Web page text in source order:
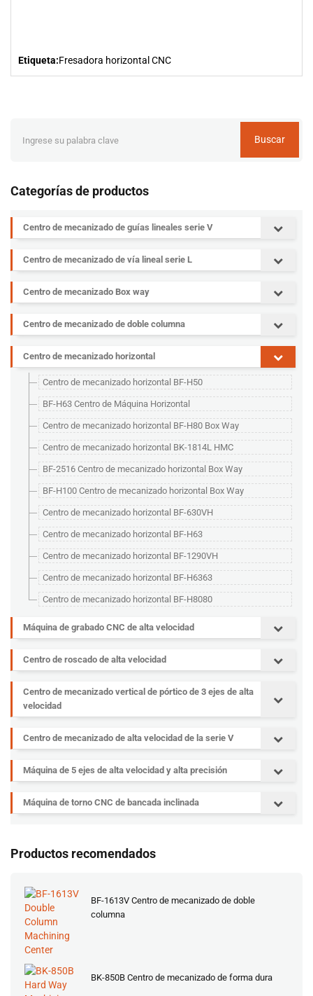
Etiqueta:Fresadora horizontal CNC
Buscar
Categorías de productos
Centro de mecanizado de guías lineales serie V
Centro de mecanizado de vía lineal serie L
Centro de mecanizado Box way
Centro de mecanizado de doble columna
Centro de mecanizado horizontal
Centro de mecanizado horizontal BF-H50
BF-H63 Centro de Máquina Horizontal
Centro de mecanizado horizontal BF-H80 Box Way
Centro de mecanizado horizontal BK-1814L HMC
BF-2516 Centro de mecanizado horizontal Box Way
BF-H100 Centro de mecanizado horizontal Box Way
Centro de mecanizado horizontal BF-630VH
Centro de mecanizado horizontal BF-H63
Centro de mecanizado horizontal BF-1290VH
Centro de mecanizado horizontal BF-H6363
Centro de mecanizado horizontal BF-H8080
Máquina de grabado CNC de alta velocidad
Centro de roscado de alta velocidad
Centro de mecanizado vertical de pórtico de 3 ejes de alta
velocidad
Centro de mecanizado de alta velocidad de la serie V
Máquina de 5 ejes de alta velocidad y alta precisión
Máquina de torno CNC de bancada inclinada
Productos recomendados
BF-1613V Centro de mecanizado de doble
columna
BK-850B Centro de mecanizado de forma dura